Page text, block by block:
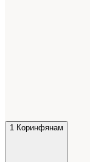
1 Коринфянам